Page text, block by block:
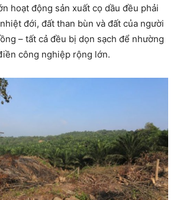
hoạt động sản xuất cọ dầu đều phải
đới, đất than bùn và đất của người
– tất cả đều bị dọn sạch để nhường
công nghiệp rộng lớn.